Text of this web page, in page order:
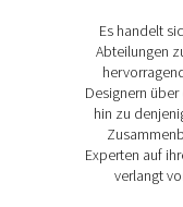
Es handelt
Abteilungen
Designern
hin zu
Experten auf
verlangt